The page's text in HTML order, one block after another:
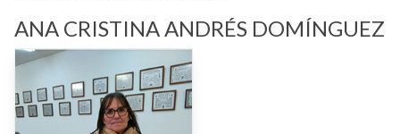
ANA CRISTINAANDRÉS DOMÍNGUEZ